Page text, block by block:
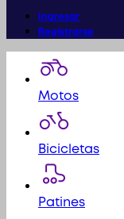
Ingresar
Registrarse
Motos
Bicicletas
Patines